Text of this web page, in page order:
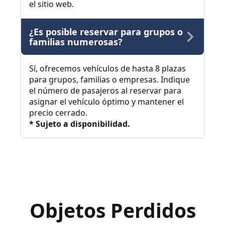
el sitio web.
¿Es posible reservar para grupos o
familias numerosas?
Sí, ofrecemos vehículos de hasta 8 plazas
para grupos, familias o empresas. Indique
el número de pasajeros al reservar para
asignar el vehículo óptimo y mantener el
precio cerrado.
* Sujeto a disponibilidad.
Objetos Perdidos